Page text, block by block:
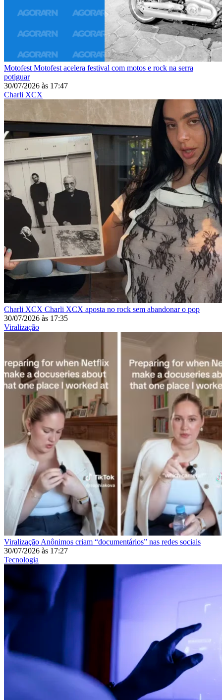
Motofest Motofest acelera festival com motos e rock na serra
potiguar
30/07/2026 às 17:47
Charli XCX
Charli XCX Charli XCX aposta no rock sem abandonar o pop
30/07/2026 às 17:35
Viralização
Viralização Anônimos criam “documentários” nas redes sociais
30/07/2026 às 17:27
Tecnologia